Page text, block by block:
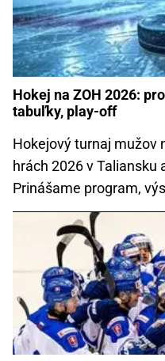
Hokej na ZOH 2026:
tabuľky, play-off
Hokejový turnaj mužov
hrách 2026 v Taliansku
Prinášame program,